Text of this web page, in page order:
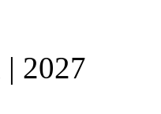
| 2027